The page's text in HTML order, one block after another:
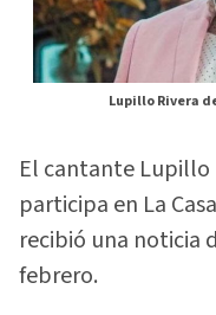
Lupillo Rivera
El cantante
participa en La
recibió una noticia
febrero.